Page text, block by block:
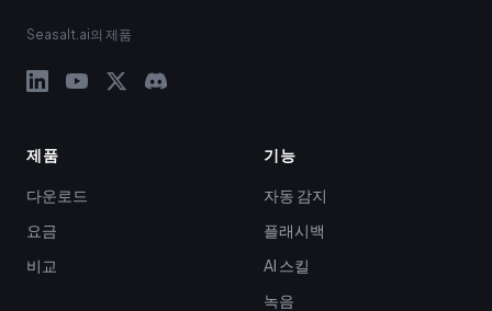
Seasalt.ai의 제품
제품
다운로드
요금
비교
기능
자동 감지
플래시백
AI 스킬
녹음